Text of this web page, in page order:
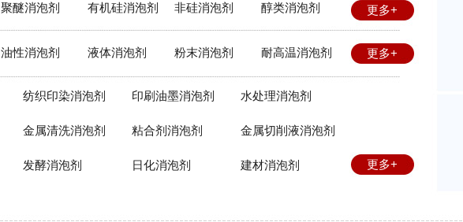
聚醚消泡剂 有机硅消泡剂 非硅消泡剂 醇类消泡剂 更多+
油性消泡剂 液体消泡剂 粉末消泡剂 耐高温消泡剂 更多+
纺织印染消泡剂 印刷油墨消泡剂 水处理消泡剂
金属清洗消泡剂 粘合剂消泡剂 金属切削液消泡剂
发酵消泡剂 日化消泡剂 建材消泡剂 更多+